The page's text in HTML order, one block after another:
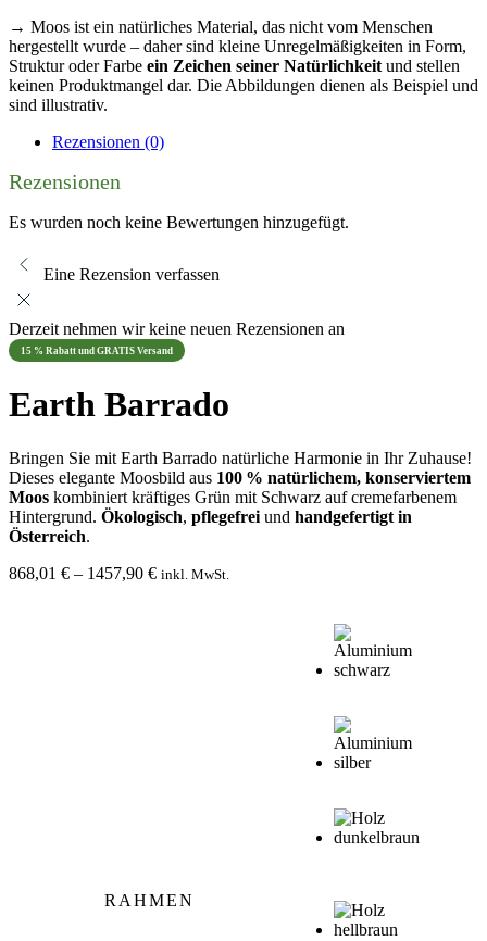
→ Moos ist ein natürliches Material, das nicht vom Menschen
hergestellt wurde – daher sind kleine Unregelmäßigkeiten in Form,
Struktur oder Farbe ein Zeichen seiner Natürlichkeit und stellen
keinen Produktmangel dar. Die Abbildungen dienen als Beispiel und
sind illustrativ.
Rezensionen (0)
Rezensionen
Es wurden noch keine Bewertungen hinzugefügt.
Eine Rezension verfassen
Derzeit nehmen wir keine neuen Rezensionen an
15 % Rabatt und GRATIS Versand
Earth Barrado
Bringen Sie mit Earth Barrado natürliche Harmonie in Ihr Zuhause!
Dieses elegante Moosbild aus 100 % natürlichem, konserviertem
Moos kombiniert kräftiges Grün mit Schwarz auf cremefarbenem
Hintergrund. Ökologisch, pflegefrei und handgefertigt in
Österreich.
868,01 € – 1457,90 €Preisspanne:
inkl. MwSt.
RAHMEN